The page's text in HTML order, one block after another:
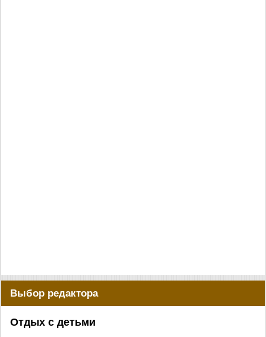
Выбор редактора
Отдых с детьми